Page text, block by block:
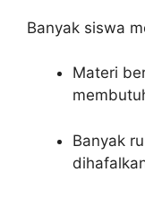
Banyak siswa
Materi
Banyak